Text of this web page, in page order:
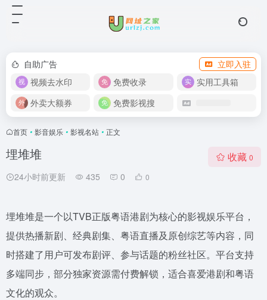
自助广告
立即入驻
视频去水印
免费收录
实用工具箱
外卖大额券
免费影视搜
首页 • 影音娱乐 • 影视名站 • 正文
埋堆堆
24小时前更新 435 0 0
收藏 0
埋堆堆是一个以TVB正版粤语港剧为核心的影视娱乐平台，
提供热播新剧、经典剧集、粤语直播及原创综艺等内容，同
时搭建了用户可发布剧评、参与话题的粉丝社区。平台支持
多端同步，部分独家资源需付费解锁，适合喜爱港剧和粤语
文化的观众。